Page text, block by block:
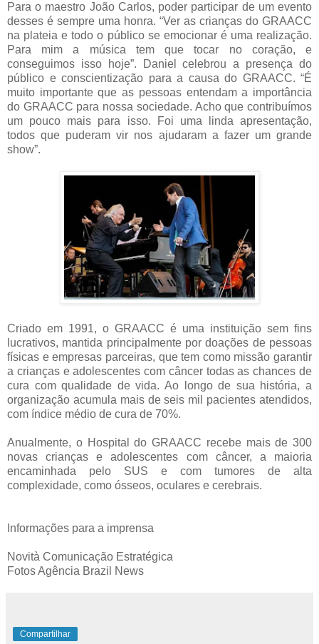
Para o maestro João Carlos, poder participar de um evento
desses é sempre uma honra. “Ver as crianças do GRAACC
na plateia e todo o público se emocionar é uma realização.
Para mim a música tem que tocar no coração, e
conseguimos isso hoje”. Daniel celebrou a presença do
público e conscientização para a causa do GRAACC. “É
muito importante que as pessoas entendam a importância
do GRAACC para nossa sociedade. Acho que contribuímos
um pouco mais para isso. Foi uma linda apresentação,
todos que puderam vir nos ajudaram a fazer um grande
show”.
Criado em 1991, o GRAACC é uma instituição sem fins
lucrativos, mantida principalmente por doações de pessoas
físicas e empresas parceiras, que tem como missão garantir
a crianças e adolescentes com câncer todas as chances de
cura com qualidade de vida. Ao longo de sua história, a
organização acumula mais de seis mil pacientes atendidos,
com índice médio de cura de 70%.
Anualmente, o Hospital do GRAACC recebe mais de 300
novas crianças e adolescentes com câncer, a maioria
encaminhada pelo SUS e com tumores de alta
complexidade, como ósseos, oculares e cerebrais.
Informações para a imprensa
Novità Comunicação Estratégica
Fotos Agência Brazil News
Compartilhar